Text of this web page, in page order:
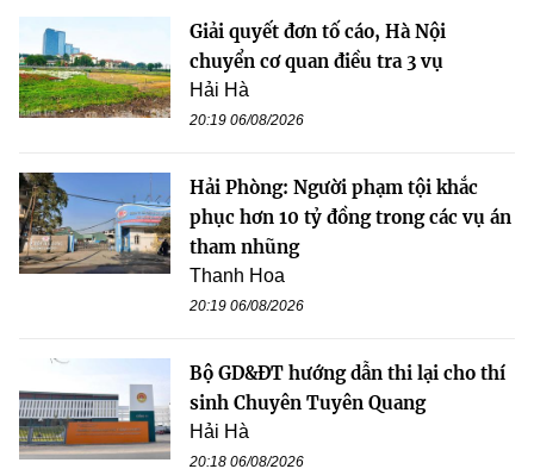
Giải quyết đơn tố cáo, Hà Nội
chuyển cơ quan điều tra 3 vụ
Hải Hà
20:19 06/08/2026
Hải Phòng: Người phạm tội khắc
phục hơn 10 tỷ đồng trong các vụ án
tham nhũng
Thanh Hoa
20:19 06/08/2026
Bộ GD&ĐT hướng dẫn thi lại cho thí
sinh Chuyên Tuyên Quang
Hải Hà
20:18 06/08/2026